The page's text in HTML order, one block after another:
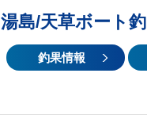
湯島/天草ボート
釣果情報